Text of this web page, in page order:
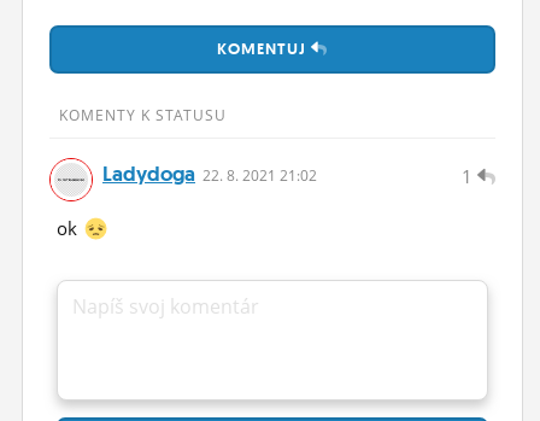
ĽUDIA
MÔJ PROFIL
NASTAVENIA
KOMENTUJ
KOMENTY K STATUSU
1
Ladydoga 22. 8. 2021 21:02
ok
Napíš svoj komentár